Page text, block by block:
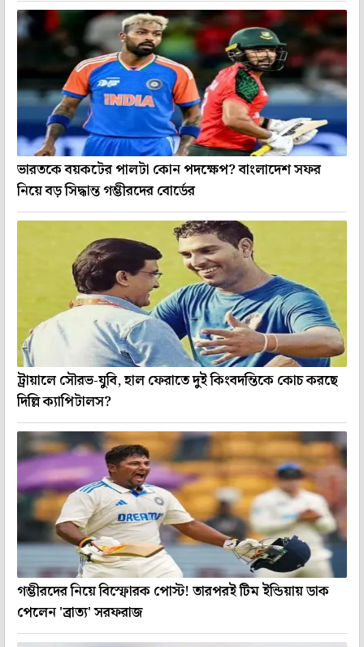
ভারতকে বয়কটের পালটা কোন পদক্ষেপ? বাংলাদেশ সফর
নিয়ে বড় সিদ্ধান্ত গম্ভীরদের বোর্ডের
ট্রায়ালে সৌরভ-যুবি, হাল ফেরাতে দুই কিংবদন্তিকে কোচ করছে
দিল্লি ক্যাপিটালস?
গম্ভীরদের নিয়ে বিস্ফোরক পোস্ট! তারপরই টিম ইন্ডিয়ায় ডাক
পেলেন 'ব্রাত্য' সরফরাজ